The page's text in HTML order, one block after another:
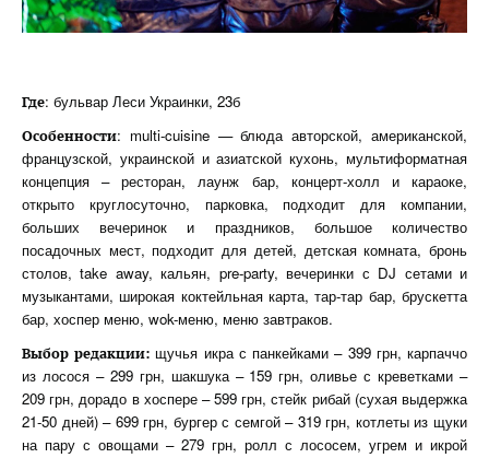
Где: бульвар Леси Украинки, 23б
Особенности: multi-cuisine — блюда авторской, американской,
французской, украинской и азиатской кухонь, мультиформатная
концепция – ресторан, лаунж бар, концерт-холл и караоке,
открыто круглосуточно, парковка, подходит для компании,
больших вечеринок и праздников, большое количество
посадочных мест, подходит для детей, детская комната, бронь
столов, take away, кальян, pre-party, вечеринки с DJ сетами и
музыкантами, широкая коктейльная карта, тар-тар бар, брускетта
бар, хоспер меню, wok-меню, меню завтраков.
Выбор редакции: щучья икра с панкейками – 399 грн, карпаччо
из лосося – 299 грн, шакшука – 159 грн, оливье с креветками –
209 грн, дорадо в хоспере – 599 грн, стейк рибай (сухая выдержка
21-50 дней) – 699 грн, бургер с семгой – 319 грн, котлеты из щуки
на пару с овощами – 279 грн, ролл с лососем, угрем и икрой